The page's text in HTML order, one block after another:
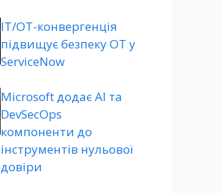
ІТ/ОТ-конвергенція
підвищує безпеку ОТ у
ServiceNow
Microsoft додає AI та
DevSecOps
компоненти до
інструментів нульової
довіри